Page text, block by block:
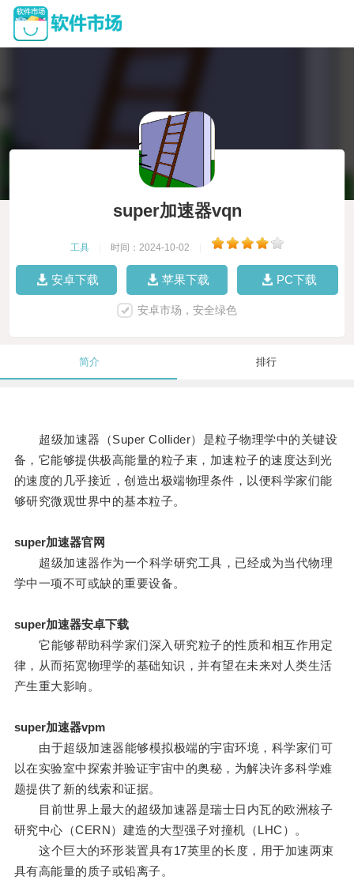
super加速器vqn
工具 时间：2024-10-02
安卓下载 苹果下载 PC下载
安卓市场，安全绿色
简介 排行
超级加速器（Super Collider）是粒子物理学中的关键设
备，它能够提供极高能量的粒子束，加速粒子的速度达到光
的速度的几乎接近，创造出极端物理条件，以便科学家们能
够研究微观世界中的基本粒子。
super加速器官网
超级加速器作为一个科学研究工具，已经成为当代物理
学中一项不可或缺的重要设备。
super加速器安卓下载
它能够帮助科学家们深入研究粒子的性质和相互作用定
律，从而拓宽物理学的基础知识，并有望在未来对人类生活
产生重大影响。
super加速器vpm
由于超级加速器能够模拟极端的宇宙环境，科学家们可
以在实验室中探索并验证宇宙中的奥秘，为解决许多科学难
题提供了新的线索和证据。
目前世界上最大的超级加速器是瑞士日内瓦的欧洲核子
研究中心（CERN）建造的大型强子对撞机（LHC）。
这个巨大的环形装置具有17英里的长度，用于加速两束
具有高能量的质子或铅离子。